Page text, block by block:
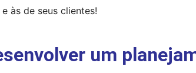
às de seus clientes!
um